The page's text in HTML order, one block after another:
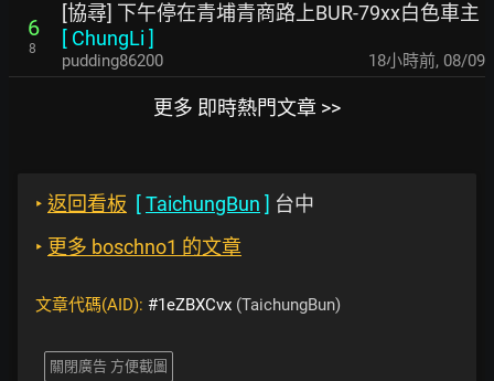
6
8
[協尋] 下午停在青埔青商路上BUR-79xx白色車主
[ ChungLi ]
pudding86200 18小時前, 08/09
更多 即時熱門文章 >>
‣ 返回看板 [TaichungBun ] 台中
‣ 更多 boschno1 的文章
文章代碼(AID): #1eZBXCvx (TaichungBun)
關閉廣告 方便截圖